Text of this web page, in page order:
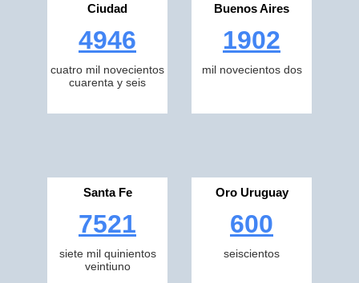
Ciudad
4946
cuatro mil novecientos
cuarenta y seis
Buenos Aires
1902
mil novecientos dos
Santa Fe
7521
siete mil quinientos
veintiuno
Oro Uruguay
600
seiscientos